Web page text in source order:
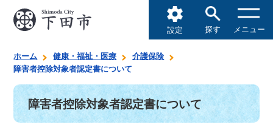
設定 探す メニュー
ホーム 健康・福祉・医療
介護保険
障害者控除対象者認定書について
障害者控除対象者認定書について